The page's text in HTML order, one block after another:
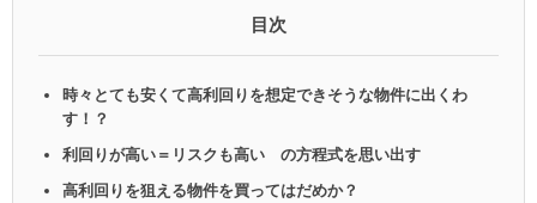
目次
時々とても安くて高利回りを想定できそうな物件に出くわ
す！？
利回りが高い＝リスクも高い の方程式を思い出す
高利回りを狙える物件を買ってはだめか？